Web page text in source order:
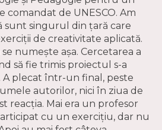
comandat de UNESCO. Am
sunt singurul din ţară care
de creativitate aplicată.
numeşte aşa. Cercetarea a
să fie trimis proiectul s-a
plecat într-un final, peste
autorilor, nici în ziua de
reacţia. Mai era un profesor
cu un exerciţiu, dar nu